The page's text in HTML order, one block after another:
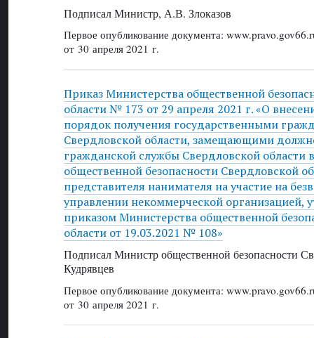
Подписал Министр, А.В. Злоказов
Первое опубликование документа:
от 30 апреля 2021 г.
Приказ Министерства общественной
области № 173 от 29 апреля 2021 г. «О
порядок получения государственными
Свердловской области, замещающими
гражданской службы Свердловской области
общественной безопасности Свердловской
представителя нанимателя на участие на
управлении некоммерческой организацией,
приказом Министерства общественной
области от 19.03.2021 № 108»
Подписал Министр общественной безопасности
Кудрявцев
Первое опубликование документа:
от 30 апреля 2021 г.